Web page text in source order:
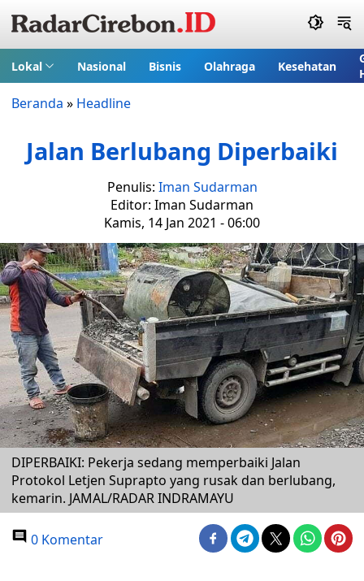
Lokal Nasional Bisnis Olahraga Kesehatan
Beranda » Headline
Jalan Berlubang Diperbaiki
Penulis: Iman Sudarman
Editor: Iman Sudarman
Kamis, 14 Jan 2021 - 06:00
DIPERBAIKI: Pekerja sedang memperbaiki Jalan
Protokol Letjen Suprapto yang rusak dan berlubang,
kemarin. JAMAL/RADAR INDRAMAYU
0 Komentar